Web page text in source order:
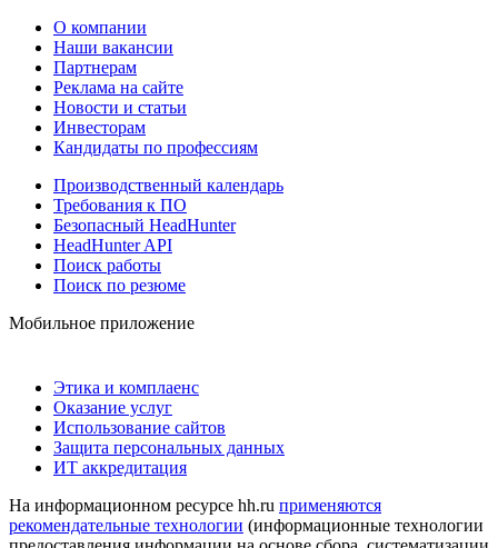
О компании
Наши вакансии
Партнерам
Реклама на сайте
Новости и статьи
Инвесторам
Кандидаты по профессиям
Производственный календарь
Требования к ПО
Безопасный HeadHunter
HeadHunter API
Поиск работы
Поиск по резюме
Мобильное приложение
Этика и комплаенс
Оказание услуг
Использование сайтов
Защита персональных данных
ИТ аккредитация
На информационном ресурсе hh.ru применяются
рекомендательные технологии (информационные технологии